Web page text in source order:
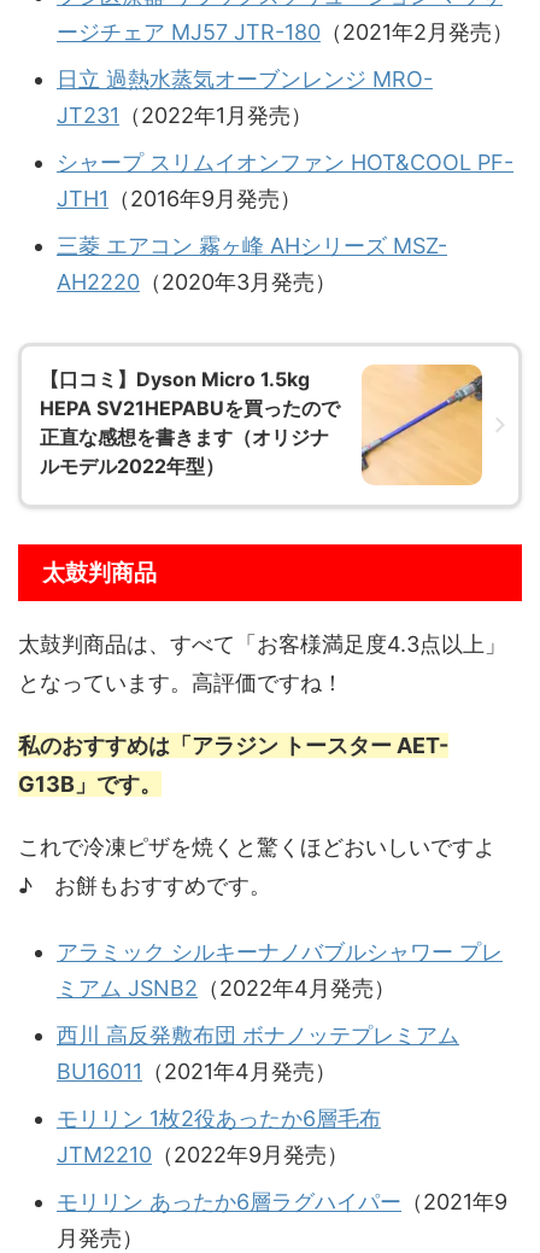
ージチェア MJ57 JTR-180 （2021年2月発売）
日立 過熱水蒸気オーブンレンジ MRO-
JT231 （2022年1月発売）
シャープ スリムイオンファン HOT&COOL PF-
JTH1 （2016年9月発売）
三菱 エアコン 霧ヶ峰 AHシリーズ MSZ-
AH2220 （2020年3月発売）
【口コミ】Dyson Micro 1.5kg
HEPA SV21HEPABUを買ったので
正直な感想を書きます（オリジナ
ルモデル2022年型）
太鼓判商品
太鼓判商品は、すべて「お客様満足度4.3点以上」
となっています。高評価ですね！
私のおすすめは「アラジン トースター AET-
G13B」です。
これで冷凍ピザを焼くと驚くほどおいしいですよ
♪ お餅もおすすめです。
アラミック シルキーナノバブルシャワー プレ
ミアム JSNB2 （2022年4月発売）
西川 高反発敷布団 ボナノッテプレミアム
BU16011 （2021年4月発売）
モリリン 1枚2役あったか6層毛布
JTM2210 （2022年9月発売）
モリリン あったか6層ラグハイパー （2021年9
月発売）